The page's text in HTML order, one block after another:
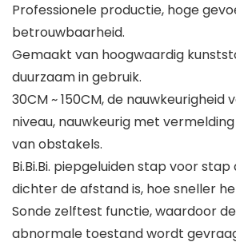
Professionele productie, hoge
betrouwbaarheid.
Gemaakt van hoogwaardig
duurzaam in gebruik.
30CM ~ 150CM, de
niveau, nauwkeurig met
van obstakels.
Bi.Bi.Bi. piepgeluiden stap voor
dichter de afstand is, hoe sneller
Sonde zelftest functie, waardoor
abnormale toestand wordt